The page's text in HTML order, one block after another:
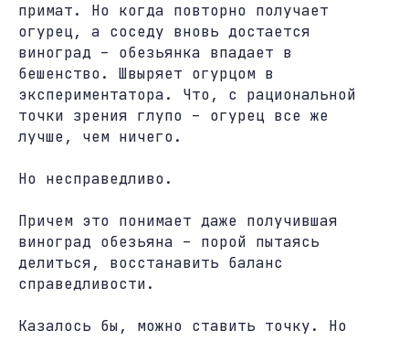
примат. Но когда повторно получает
огурец, а соседу вновь достается
виноград – обезьянка впадает в
бешенство. Швыряет огурцом в
экспериментатора. Что, с рациональной
точки зрения глупо – огурец все же
лучше, чем ничего.
Но несправедливо.
Причем это понимает даже получившая
виноград обезьяна – порой пытаясь
делиться, восстанавить баланс
справедливости.
Казалось бы, можно ставить точку. Но